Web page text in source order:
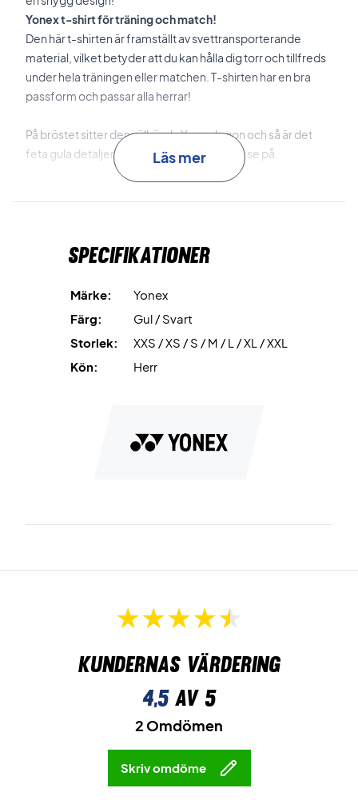
Yonex t-shirt för träning och match!
Den här t-shirten är framställt av svettransporterande
material, vilket betyder att du kan hålla dig torr och tillfreds
under hela träningen eller matchen. T-shirten har en bra
passform och passar alla herrar!
På bröstet sitter den välkända Yonex logon och så är det
feta gula detaljer som gör t-shirten unik att se på.
Läs mer
Specifikationer
Märke:
Yonex
Färg:
Gul / Svart
Storlek:
XXS / XS / S / M / L / XL / XXL
Kön:
Herr
Kundernas värdering
4,5av 5
2 Omdömen
Skriv omdöme